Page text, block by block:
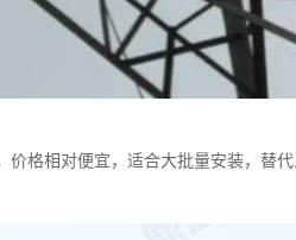
格相对便宜，适合大批量安装，替